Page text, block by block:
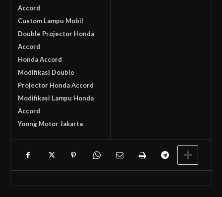
Accord
Custom Lampu Mobil
Double Projector Honda
Accord
Honda Accord
Modifikasi Double
Projector Honda Accord
Modifikasi Lampu Honda
Accord
Yoong Motor Jakarta